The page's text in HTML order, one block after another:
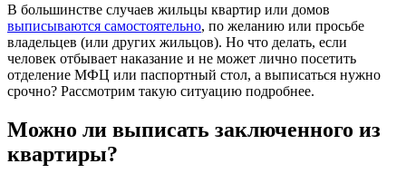
В большинстве случаев жильцы квартир или домов
выписываются самостоятельно, по желанию или просьбе
владельцев (или других жильцов). Но что делать, если
человек отбывает наказание и не может лично посетить
отделение МФЦ или паспортный стол, а выписаться нужно
срочно? Рассмотрим такую ситуацию подробнее.
Можно ли выписать заключенного из
квартиры?